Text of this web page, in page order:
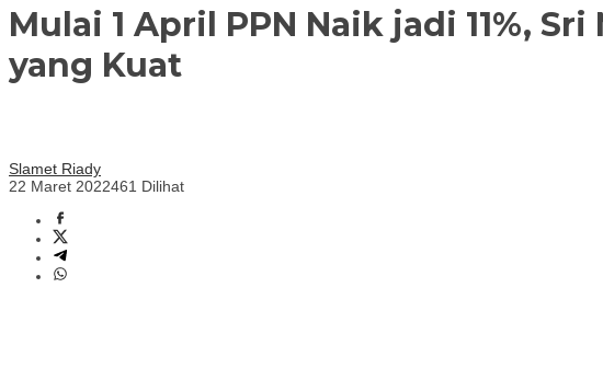
Mulai 1 April PPN Naik jadi 11%,
yang Kuat
Slamet Riady
22 Maret 2022461 Dilihat